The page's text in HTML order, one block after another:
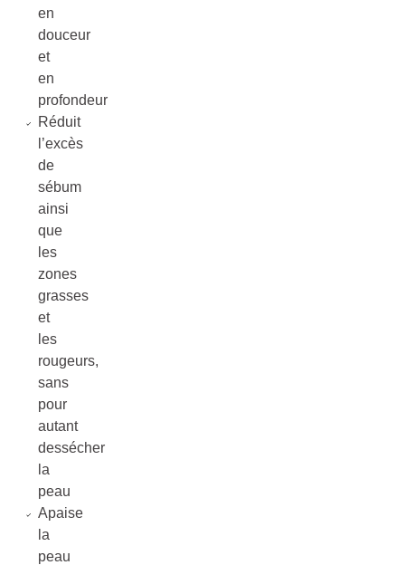
en
douceur
et
en
profondeur
Réduit
l’excès
de
sébum
ainsi
que
les
zones
grasses
et
les
rougeurs,
sans
pour
autant
dessécher
la
peau
Apaise
la
peau